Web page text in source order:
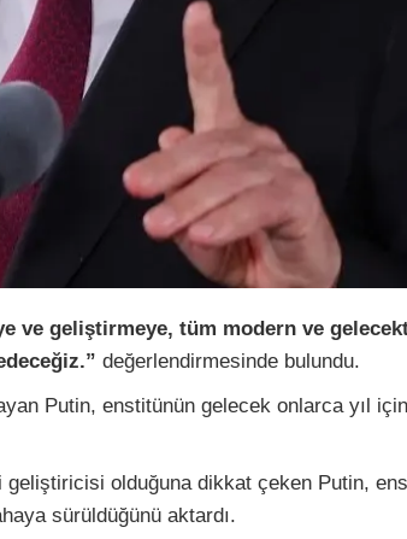
ve geliştirmeye, tüm modern ve
değerlendirmesinde bulundu.
Putin, enstitünün gelecek onlarca yıl
geliştiricisi olduğuna dikkat çeken Putin,
sürüldüğünü aktardı.